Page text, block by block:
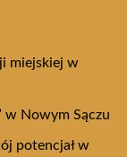
miejskiej w
w Nowym Sączu
potencjał w